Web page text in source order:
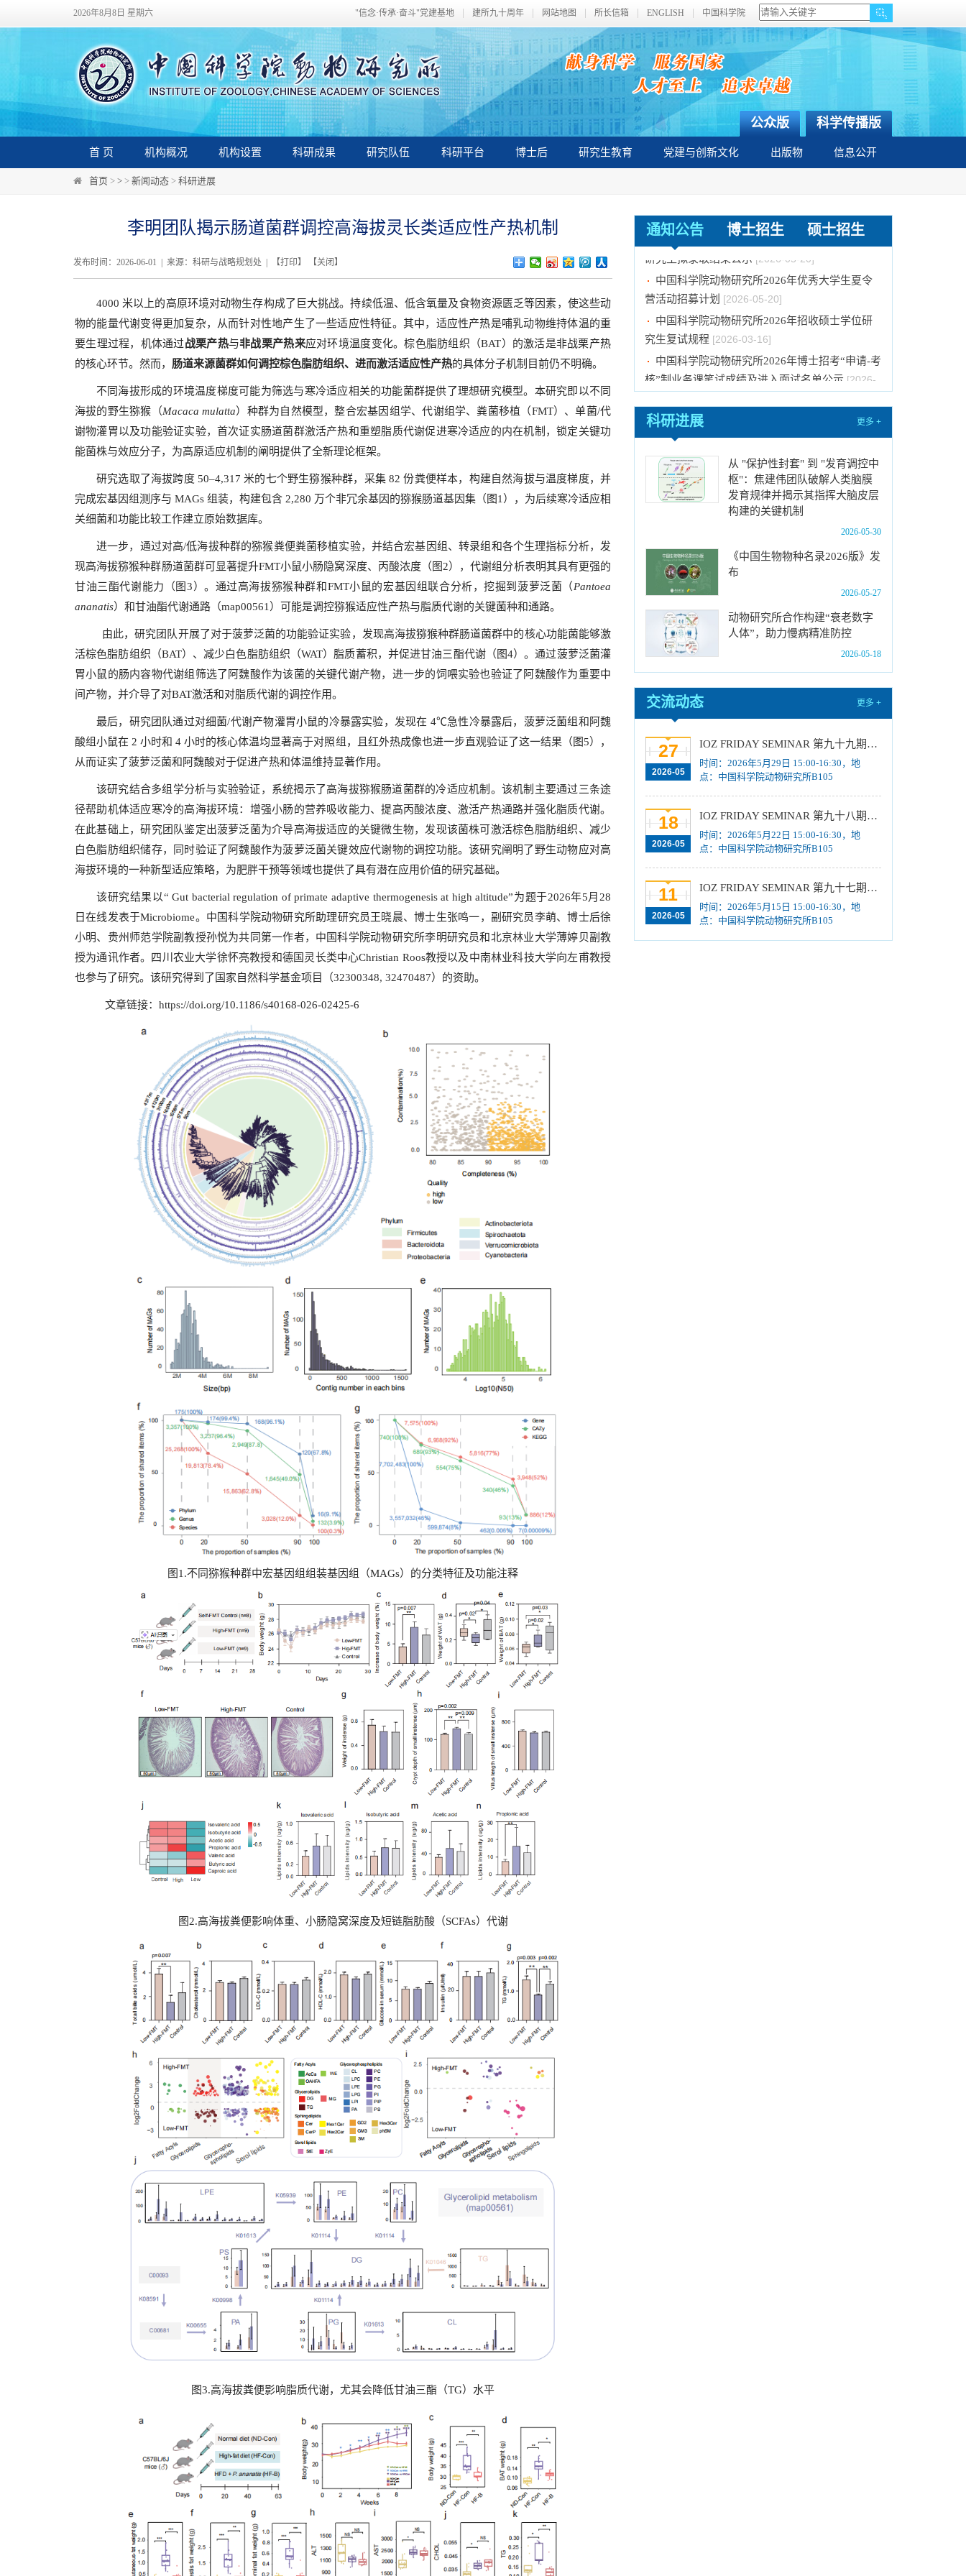
2026年8月8日 星期六 "信念·传承·奋斗"党建基地 建所九十周年 网站地图 所长信箱 ENGLISH 中国科学院
科学传播版
公众版
首 页 机构概况 机构设置 科研成果 研究队伍 科研平台 博士后 研究生教育 党建与创新文化 出版物 信息公开
首页 > > > 新闻动态 > 科研进展
李明团队揭示肠道菌群调控高海拔灵长类适应性产热机制
发布时间：2026-06-01 | 来源：科研与战略规划处 | 【打印】 【关闭 】
4000 米以上的高原环境对动物生存构成了巨大挑战。持续低温、低含氧量及食物资源匮乏等因素，使这些动
物的能量代谢变得更加复杂，从而针对性地产生了一些适应性特征。其中，适应性产热是哺乳动物维持体温的重
要生理过程，机体通过战栗产热与非战栗产热来应对环境温度变化。棕色脂肪组织（BAT）的激活是非战栗产热
的核心环节。然而， 肠道来源菌群如何调控棕色脂肪组织、进而激活适应性产热的具体分子机制目前仍不明确。
不同海拔形成的环境温度梯度可能为筛选与寒冷适应相关的功能菌群提供了理想研究模型。本研究即以不同
海拔的野生猕猴（Macaca mulatta）种群为自然模型，整合宏基因组学、代谢组学、粪菌移植（FMT）、单菌/代
谢物灌胃以及功能验证实验，首次证实肠道菌群激活产热和重塑脂质代谢促进寒冷适应的内在机制，锁定关键功
能菌株与效应分子，为高原适应机制的阐明提供了全新理论框架。
研究选取了海拔跨度 50–4,317 米的七个野生猕猴种群，采集 82 份粪便样本，构建自然海拔与温度梯度，并
完成宏基因组测序与 MAGs 组装，构建包含 2,280 万个非冗余基因的猕猴肠道基因集（图1），为后续寒冷适应相
关细菌和功能比较工作建立原始数据库。
进一步，通过对高/低海拔种群的猕猴粪便粪菌移植实验，并结合宏基因组、转录组和各个生理指标分析，发
现高海拔猕猴种群肠道菌群可显著提升FMT小鼠小肠隐窝深度、丙酸浓度（图2），代谢组分析表明其具有更强的
甘油三酯代谢能力（图3）。通过高海拔猕猴种群和FMT小鼠的宏基因组联合分析，挖掘到菠萝泛菌（ Pantoea
ananatis）和甘油酯代谢通路（map00561）可能是调控猕猴适应性产热与脂质代谢的关键菌种和通路。
由此，研究团队开展了对于菠萝泛菌的功能验证实验，发现高海拔猕猴种群肠道菌群中的核心功能菌能够激
活棕色脂肪组织（BAT）、减少白色脂肪组织（WAT）脂质蓄积，并促进甘油三酯代谢（图4）。通过菠萝泛菌灌
胃小鼠的肠内容物代谢组筛选了阿魏酸作为该菌的关键代谢产物，进一步的饲喂实验也验证了阿魏酸作为重要中
间产物，并介导了对BAT激活和对脂质代谢的调控作用。
最后，研究团队通过对细菌/代谢产物灌胃小鼠的冷暴露实验，发现在 4℃急性冷暴露后，菠萝泛菌组和阿魏
酸组小鼠在 2 小时和 4 小时的核心体温均显著高于对照组，且红外热成像也进一步直观验证了这一结果（图5），
从而证实了菠萝泛菌和阿魏酸对于促进产热和体温维持显著作用。
该研究结合多组学分析与实验验证，系统揭示了高海拔猕猴肠道菌群的冷适应机制。该机制主要通过三条途
径帮助机体适应寒冷的高海拔环境：增强小肠的营养吸收能力、提高丙酸浓度、激活产热通路并强化脂质代谢。
在此基础上，研究团队鉴定出菠萝泛菌为介导高海拔适应的关键微生物，发现该菌株可激活棕色脂肪组织、减少
白色脂肪组织储存，同时验证了阿魏酸作为菠萝泛菌关键效应代谢物的调控功能。该研究阐明了野生动物应对高
海拔环境的一种新型适应策略，为肥胖干预等领域也提供了具有潜在应用价值的研究基础。
该研究结果以“ Gut bacterial regulation of primate adaptive thermogenesis at high altitude”为题于2026年5月28
日在线发表于Microbiome。中国科学院动物研究所助理研究员王晓晨、博士生张鸣一，副研究员李萌、博士后徐
小明、贵州师范学院副教授孙悦为共同第一作者，中国科学院动物研究所李明研究员和北京林业大学薄婷贝副教
授为通讯作者。四川农业大学徐怀亮教授和德国灵长类中心Christian Roos教授以及中南林业科技大学向左甫教授
也参与了研究。该研究得到了国家自然科学基金项目（32300348, 32470487）的资助。
文章链接： https://doi.org/10.1186/s40168-026-02425-6
图1.不同猕猴种群中宏基因组组装基因组（MAGs）的分类特征及功能注释
图2.高海拔粪便影响体重、小肠隐窝深度及短链脂肪酸（SCFAs）代谢
图3.高海拔粪便影响脂质代谢，尤其会降低甘油三酯（TG）水平
通知公告 博士招生 硕士招生
中国科学院动物研究所2026年招收港澳台硕士
中国科学院动物研究所2026年优秀大学生夏令
营活动招募计划[2026-05-20]
中国科学院动物研究所2026年招收硕士学位研
究生复试规程[2026-03-16]
中国科学院动物研究所2026年博士招考“申请-考
核”制业务课笔试成绩及进入面试名单公示[2026-
01-22]
核”制业务课笔试、面试总体要求及规程
[2026-01-
14]
中国科学院动物研究所2026年博士招考“申请-考
核”制进入笔试名单公示[2026-01-14]
中国科学院动物研究所2026年招收春季入学博
士研究生拟录取结果公示[2025-12-03]
中国科学院动物研究所2025年第一批报废固定
资产处置项目成交结果公告[2025-12-03]
中国科学院动物研究所2026年招收港澳台硕士
研究生拟录取结果公示
中国科学院动物研究所2026年优秀大学生夏令
营活动招募计划
[2026-05-20]
中国科学院动物研究所2026年招收硕士学位研
中国科学院动物研究所2026年博士招考“申请-考
核”制业务课笔试成绩及进入面试名单公示[2026-
01-22]
中国科学院动物研究所2026年博士招考“申请-考
核”制业务课笔试、面试总体要求及规程
中国科学院动物研究所2026年博士招考“申请-考
核”制进入笔试名单公示[2026-01-14]
中国科学院动物研究所2026年招收春季入学博
士研究生拟录取结果公示[2025-12-03]
中国科学院动物研究所2025年第一批报废固定
资产处置项目成交结果公告[2025-12-03]
科研进展 更多 +
从 "保护性封套" 到 "发育调控中
枢"：焦建伟团队破解人类脑膜
发育规律并揭示其指挥大脑皮层
构建的关键机制
2026-05-30
《中国生物物种名录2026版》发
布
2026-05-27
动物研究所合作构建“衰老数字
人体”，助力慢病精准防控
2026-05-18
交流动态 更多 +
27
2026-05
IOZ FRIDAY SEMINAR 第九十九期：细菌的免疫体系与精准噬菌体治疗
时间：2026年5月29日 15:00-16:30，地
点：中国科学院动物研究所B105
18
2026-05
IOZ FRIDAY SEMINAR 第九十八期：空间单细胞表观组学及其在临床上的转化
时间：2026年5月22日 15:00-16:30，地
点：中国科学院动物研究所B105
11
2026-05
IOZ FRIDAY SEMINAR 第九十七期：Extracellular matrix niche regulation of morphogenesis and protection of progenitors in heart development and skeletal ageing
时间：2026年5月15日 15:00-16:30，地
点：中国科学院动物研究所B105